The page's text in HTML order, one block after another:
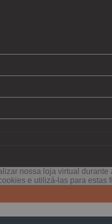
nossa loja virtual
e utilizá-las para